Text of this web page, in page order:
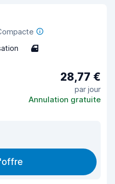
4
28,77 €
par jour
Annulation gratuite